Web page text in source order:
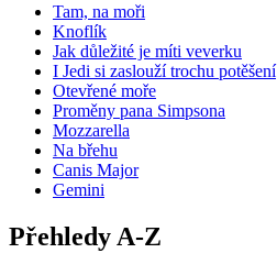
Tam, na moři
Knoflík
Jak důležité je míti veverku
I Jedi si zaslouží trochu potěšení
Otevřené moře
Proměny pana Simpsona
Mozzarella
Na břehu
Canis Major
Gemini
Přehledy A-Z